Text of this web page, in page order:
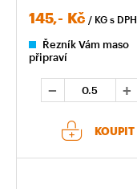
145,- Kč / KG s DPH
Řezník Vám maso
připraví
KOUPIT